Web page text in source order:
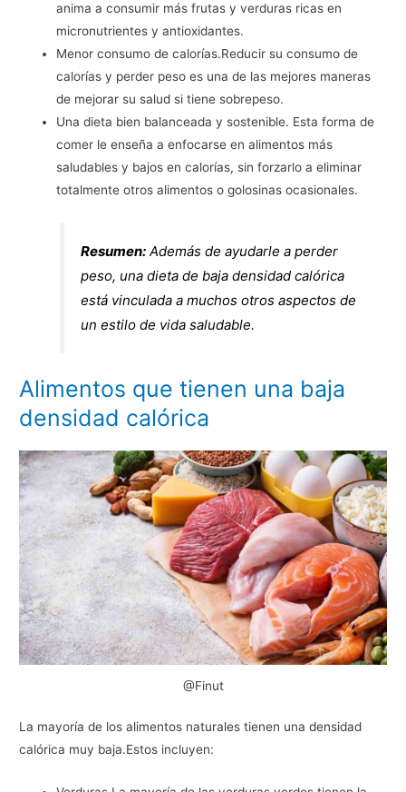
anima a consumir más frutas y verduras ricas en
micronutrientes y antioxidantes.
Menor consumo de calorías.Reducir su consumo de
calorías y perder peso es una de las mejores maneras
de mejorar su salud si tiene sobrepeso.
Una dieta bien balanceada y sostenible. Esta forma de
comer le enseña a enfocarse en alimentos más
saludables y bajos en calorías, sin forzarlo a eliminar
totalmente otros alimentos o golosinas ocasionales.
Resumen: Además de ayudarle a perder
peso, una dieta de baja densidad calórica
está vinculada a muchos otros aspectos de
un estilo de vida saludable.
Alimentos que tienen una baja
densidad calórica
@Finut
La mayoría de los alimentos naturales tienen una densidad
calórica muy baja.Estos incluyen: